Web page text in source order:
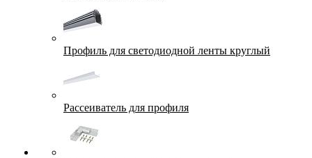
Профиль для светодиодной ленты круглый
Рассеиватель для профиля